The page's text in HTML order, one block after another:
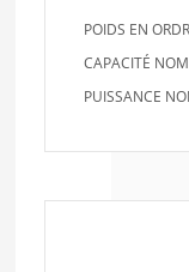
POIDS EN
CAPACITÉ
PUISSANCE